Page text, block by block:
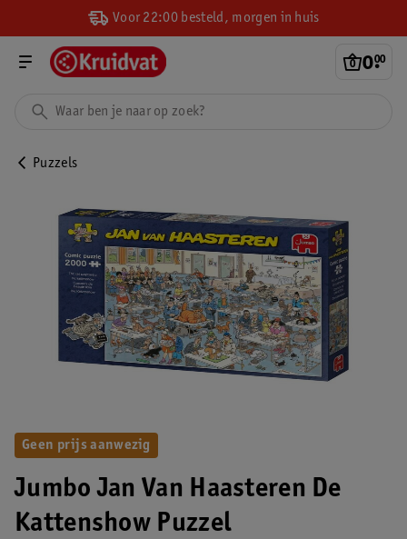
Voor 22:00 besteld, morgen in huis
0.
00
Puzzels
Jumbo Jan Van Haasteren De
Kattenshow Puzzel
Geen prijs aanwezig